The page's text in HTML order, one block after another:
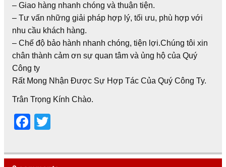
– Giao hàng nhanh chóng và thuận tiện.
– Tư vấn những giải pháp hợp lý, tối ưu, phù hợp với
nhu cầu khách hàng.
– Chế độ bảo hành nhanh chóng, tiện lợi.Chúng tôi xin
chân thành cảm ơn sự quan tâm và ủng hộ của Quý
Công ty
Rất Mong Nhận Được Sự Hợp Tác Của Quý Công Ty.
Trân Trọng Kính Chào.
F
c
tt